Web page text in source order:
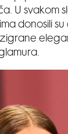
U svakom
donosili su